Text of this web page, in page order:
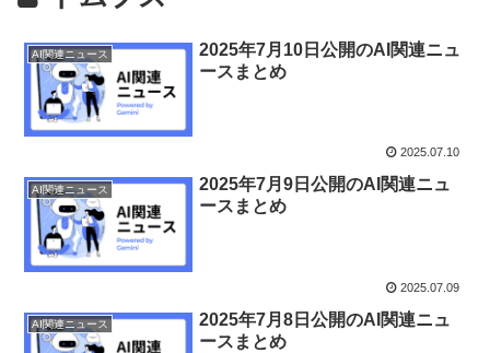
AI関連ニュース
2025年7月10日公開のAI関連ニュ
ースまとめ
2025.07.10
AI関連ニュース
2025年7月9日公開のAI関連ニュ
ースまとめ
2025.07.09
AI関連ニュース
2025年7月8日公開のAI関連ニュ
ースまとめ